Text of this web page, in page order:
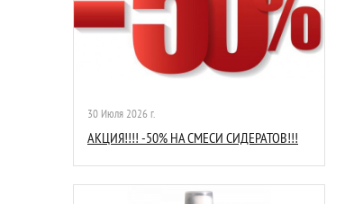
30 Июля 2026 г.
АКЦИЯ!!!! -50% НА СМЕСИ СИДЕРАТОВ!!!